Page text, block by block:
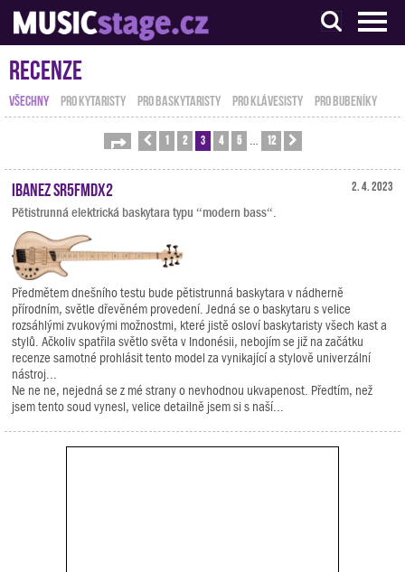
S muzikanty pro muzikanty
Recenze
VŠECHNY PRO KYTARISTY PRO BASKYTARISTY PRO KLÁVESISTY PRO BUBENÍKY
Stránka zPředchozí
1 2 3 4 5 12
2. 4. 2023
Ibanez SR5FMDX2
Pětistrunná elektrická baskytara typu “modern bass“.
Předmětem dnešního testu bude pětistrunná baskytara v nádherně
přírodním, světle dřevěném provedení. Jedná se o baskytaru s velice
rozsáhlými zvukovými možnostmi, které jistě osloví baskytaristy všech kast a
stylů. Ačkoliv spatřila světlo světa v Indonésii, nebojím se již na začátku
recenze samotné prohlásit tento model za vynikající a stylově univerzální
nástroj...
Ne ne ne, nejedná se z mé strany o nevhodnou ukvapenost. Předtím, než
jsem tento soud vynesl, velice detailně jsem si s naší...